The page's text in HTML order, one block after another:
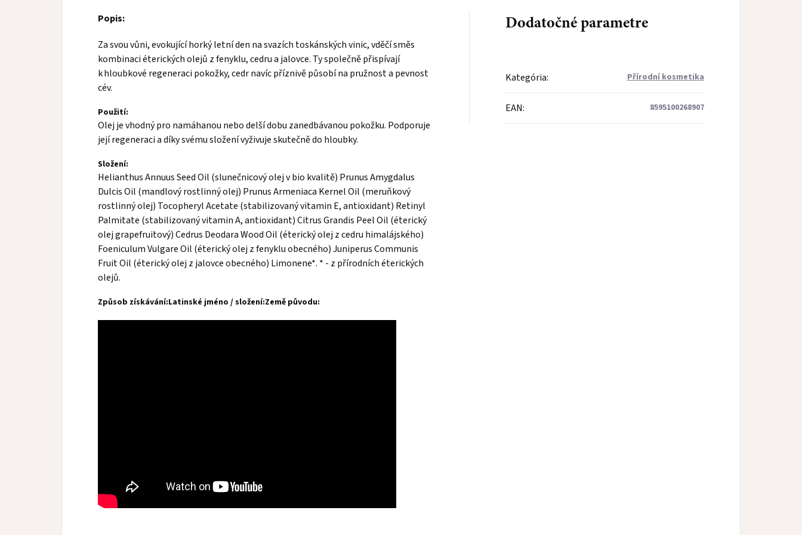
Popis:
Za svou vůni, evokující horký letní den na svazích toskánských vinic, vděčí směs
kombinaci éterických olejů z fenyklu, cedru a jalovce. Ty společně přispívají
k hloubkové regeneraci pokožky, cedr navíc příznivě působí na pružnost a pevnost
cév.
Použití:
Olej je vhodný pro namáhanou nebo delší dobu zanedbávanou pokožku. Podporuje
její regeneraci a díky svému složení vyživuje skutečně do hloubky.
Složení:
Helianthus Annuus Seed Oil (slunečnicový olej v bio kvalitě) Prunus Amygdalus
Dulcis Oil (mandlový rostlinný olej) Prunus Armeniaca Kernel Oil (meruňkový
rostlinný olej) Tocopheryl Acetate (stabilizovaný vitamin E, antioxidant) Retinyl
Palmitate (stabilizovaný vitamin A, antioxidant) Citrus Grandis Peel Oil (éterický
olej grapefruitový) Cedrus Deodara Wood Oil (éterický olej z cedru himalájského)
Foeniculum Vulgare Oil (éterický olej z fenyklu obecného) Juniperus Communis
Fruit Oil (éterický olej z jalovce obecného) Limonene*. * - z přírodních éterických
olejů.
Způsob získávání:Latinské jméno / složení:Země původu:
Dodatočné parametre
Kategória: Přírodní kosmetika
EAN: 8595100268907